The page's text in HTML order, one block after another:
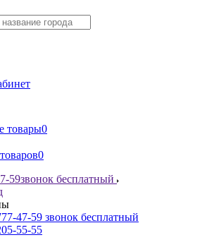
товары0
0
59звонок бесплатный
47-59 звонок бесплатный
55-55